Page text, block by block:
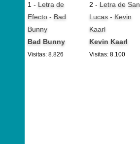
1 - Letra de
Efecto - Bad
Bunny
Bad Bunny
Visitas: 8.826
2 - Letra de San
Lucas - Kevin
Kaarl
Kevin Kaarl
Visitas: 8.100